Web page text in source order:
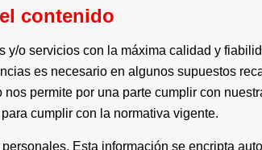
contenido
y/o servicios con la máxima calidad y
es necesario en algunos supuestos
permite por una parte cumplir con
cumplir con la normativa vigente.
Esta información se encripta